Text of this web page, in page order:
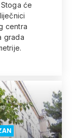
će
centra
grada